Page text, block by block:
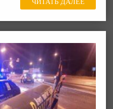
ЧИТАТЬ ДАЛЕЕ